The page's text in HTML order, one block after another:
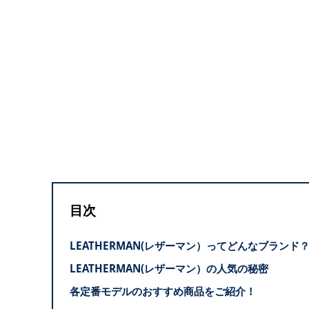
目次
LEATHERMAN(レザーマン）ってどんなブランド？
LEATHERMAN(レザーマン）の人気の秘密
各定番モデルのおすすめ商品をご紹介！